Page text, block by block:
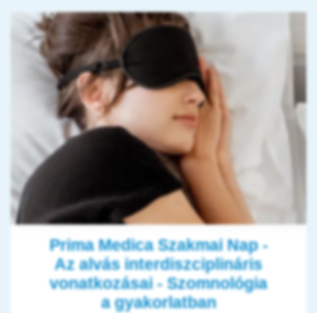
Prima Medica Szakmai Nap -
Az alvás interdiszciplináris
vonatkozásai - Szomnológia
a gyakorlatban